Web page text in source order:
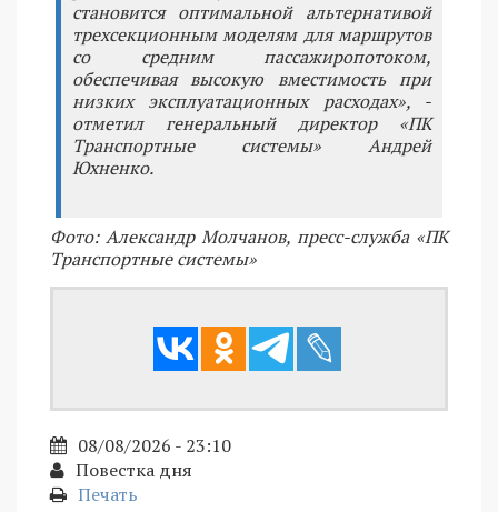
становится оптимальной альтернативой
трехсекционным моделям для маршрутов
со средним пассажиропотоком,
обеспечивая высокую вместимость при
низких эксплуатационных расходах», -
отметил генеральный директор «ПК
Транспортные системы» Андрей
Юхненко.
Фото: Александр Молчанов, пресс-служба «ПК
Транспортные системы»
08/08/2026 - 23:10
Повестка дня
Печать